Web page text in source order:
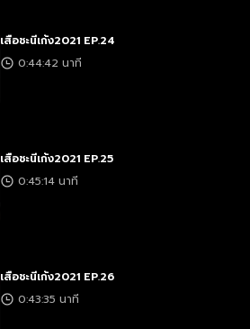
เสือชะนีเก้ง2021 EP.24
0:44:42 นาที
เสือชะนีเก้ง2021 EP.25
0:45:14 นาที
เสือชะนีเก้ง2021 EP.26
0:43:35 นาที